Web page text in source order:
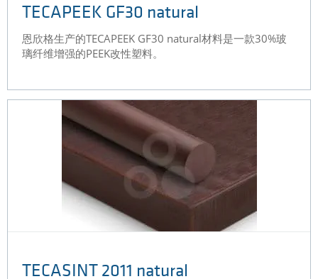
TECAPEEK GF30 natural
恩欣格生产的TECAPEEK GF30 natural材料是一款30%玻
璃纤维增强的PEEK改性塑料。
TECASINT 2011 natural